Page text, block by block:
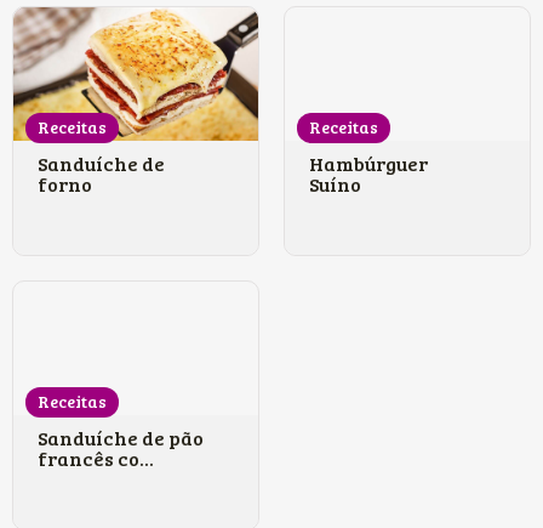
Receitas
Sanduíche de
forno
Receitas
Hambúrguer
Suíno
Receitas
Sanduíche de pão
francês co...